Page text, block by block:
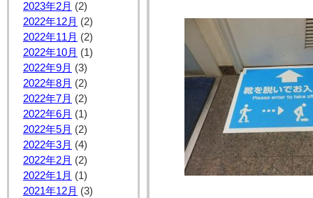
2023年2月 (2)
2022年12月 (2)
2022年11月 (2)
2022年10月 (1)
2022年9月 (3)
2022年8月 (2)
2022年7月 (2)
2022年6月 (1)
2022年5月 (2)
2022年3月 (4)
2022年2月 (2)
2022年1月 (1)
2021年12月 (3)